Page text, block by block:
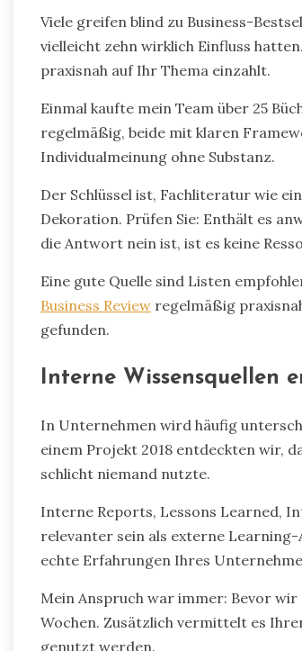
Viele greifen blind zu Business-
vielleicht zehn wirklich Einfluss
praxisnah auf Ihr Thema einzahlt.
Einmal kaufte mein Team über 25
regelmäßig, beide mit klaren
Individualmeinung ohne Substanz.
Der Schlüssel ist, Fachliteratur wie
Dekoration. Prüfen Sie: Enthält es
die Antwort nein ist, ist es keine
Eine gute Quelle sind Listen
Business Review regelmäßig
gefunden.
Interne Wissensquellen
In Unternehmen wird häufig
einem Projekt 2018 entdeckten wir,
schlicht niemand nutzte.
Interne Reports, Lessons Learned,
relevanter sein als externe
echte Erfahrungen Ihres
Mein Anspruch war immer: Bevor
Wochen. Zusätzlich vermittelt es
genutzt werden.